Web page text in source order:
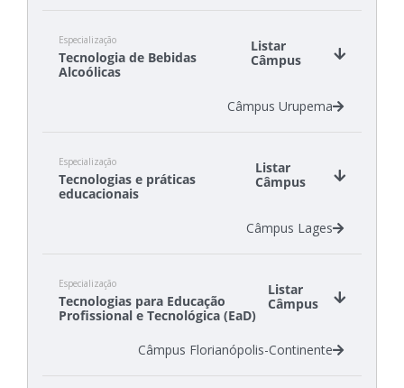
Especialização
Tecnologia de Bebidas
Alcoólicas
Listar
Câmpus
Câmpus Urupema
Especialização
Tecnologias e práticas
educacionais
Listar
Câmpus
Câmpus Lages
Especialização
Tecnologias para Educação
Profissional e Tecnológica (EaD)
Listar
Câmpus
Câmpus Florianópolis-Continente